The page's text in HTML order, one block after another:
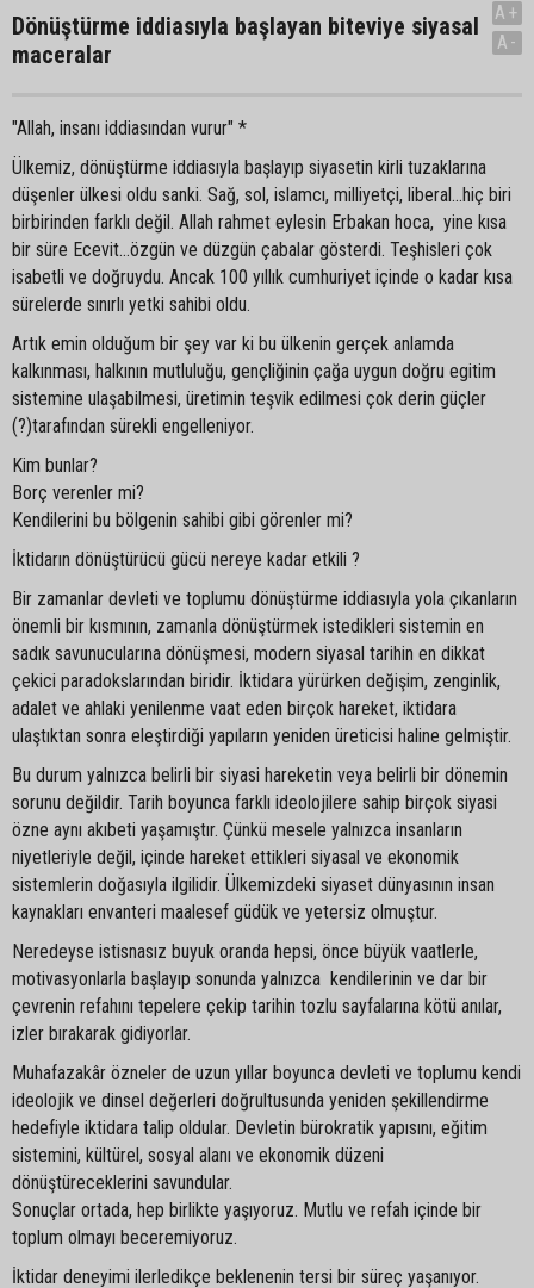
Dönüştürme iddiasıyla başlayan biteviye siyasal
maceralar
A+
A-
"Allah, insanı iddiasından vurur" *
Ülkemiz, dönüştürme iddiasıyla başlayıp siyasetin kirli tuzaklarına
düşenler ülkesi oldu sanki. Sağ, sol, islamcı, milliyetçi, liberal...hiç biri
birbirinden farklı değil. Allah rahmet eylesin Erbakan hoca, yine kısa
bir süre Ecevit...özgün ve düzgün çabalar gösterdi. Teşhisleri çok
isabetli ve doğruydu. Ancak 100 yıllık cumhuriyet içinde o kadar kısa
sürelerde sınırlı yetki sahibi oldu.
Artık emin olduğum bir şey var ki bu ülkenin gerçek anlamda
kalkınması, halkının mutluluğu, gençliğinin çağa uygun doğru egitim
sistemine ulaşabilmesi, üretimin teşvik edilmesi çok derin güçler
(?)tarafından sürekli engelleniyor.
Kim bunlar?
Borç verenler mi?
Kendilerini bu bölgenin sahibi gibi görenler mi?
İktidarın dönüştürücü gücü nereye kadar etkili ?
Bir zamanlar devleti ve toplumu dönüştürme iddiasıyla yola çıkanların
önemli bir kısmının, zamanla dönüştürmek istedikleri sistemin en
sadık savunucularına dönüşmesi, modern siyasal tarihin en dikkat
çekici paradokslarından biridir. İktidara yürürken değişim, zenginlik,
adalet ve ahlaki yenilenme vaat eden birçok hareket, iktidara
ulaştıktan sonra eleştirdiği yapıların yeniden üreticisi haline gelmiştir.
Bu durum yalnızca belirli bir siyasi hareketin veya belirli bir dönemin
sorunu değildir. Tarih boyunca farklı ideolojilere sahip birçok siyasi
özne aynı akıbeti yaşamıştır. Çünkü mesele yalnızca insanların
niyetleriyle değil, içinde hareket ettikleri siyasal ve ekonomik
sistemlerin doğasıyla ilgilidir. Ülkemizdeki siyaset dünyasının insan
kaynakları envanteri maalesef güdük ve yetersiz olmuştur.
Neredeyse istisnasız buyuk oranda hepsi, önce büyük vaatlerle,
motivasyonlarla başlayıp sonunda yalnızca kendilerinin ve dar bir
çevrenin refahını tepelere çekip tarihin tozlu sayfalarına kötü anılar,
izler bırakarak gidiyorlar.
Muhafazakâr özneler de uzun yıllar boyunca devleti ve toplumu kendi
ideolojik ve dinsel değerleri doğrultusunda yeniden şekillendirme
hedefiyle iktidara talip oldular. Devletin bürokratik yapısını, eğitim
sistemini, kültürel, sosyal alanı ve ekonomik düzeni
dönüştüreceklerini savundular.
Sonuçlar ortada, hep birlikte yaşıyoruz. Mutlu ve refah içinde bir
toplum olmayı beceremiyoruz.
İktidar deneyimi ilerledikçe beklenenin tersi bir süreç yaşanıyor.